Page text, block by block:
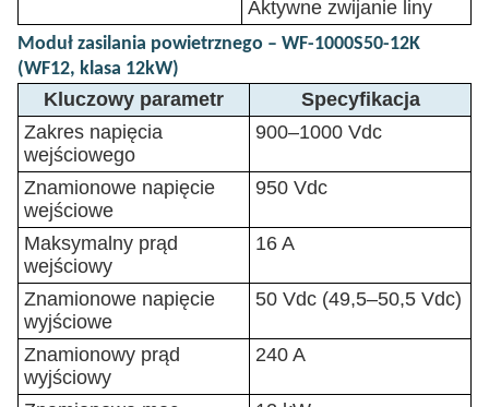
Aktywne zwijanie liny
Moduł zasilania powietrznego – WF-1000S50-12K
(WF12, klasa 12kW)
Kluczowy parametr
Specyfikacja
Zakres napięcia
wejściowego
900–1000 Vdc
Znamionowe napięcie
wejściowe
950 Vdc
Maksymalny prąd
wejściowy
16 A
Znamionowe napięcie
wyjściowe
50 Vdc (49,5–50,5 Vdc)
Znamionowy prąd
wyjściowy
240 A